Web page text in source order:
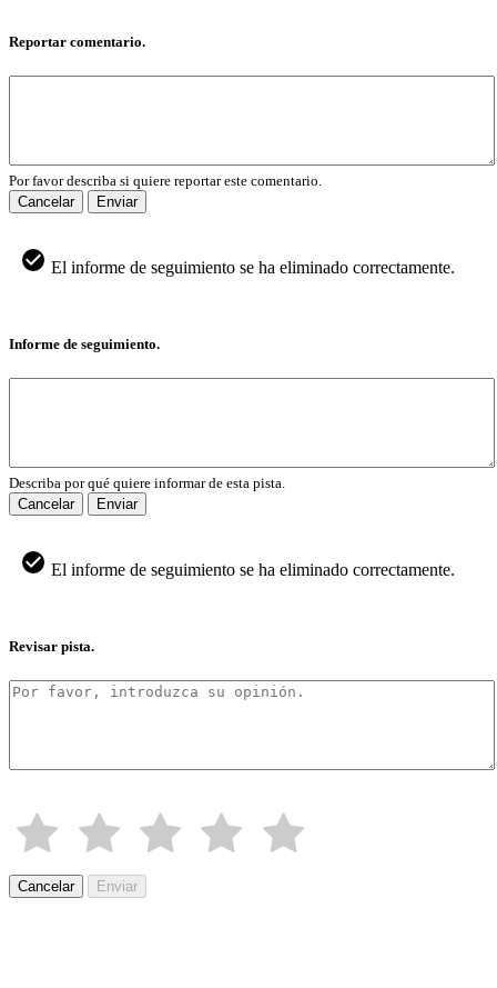
Reportar comentario.
Por favor describa si quiere reportar este comentario.
Cancelar
Enviar
El informe de seguimiento se ha eliminado correctamente.
Informe de seguimiento.
Describa por qué quiere informar de esta pista.
Cancelar
Enviar
El informe de seguimiento se ha eliminado correctamente.
Revisar pista.
Cancelar Enviar